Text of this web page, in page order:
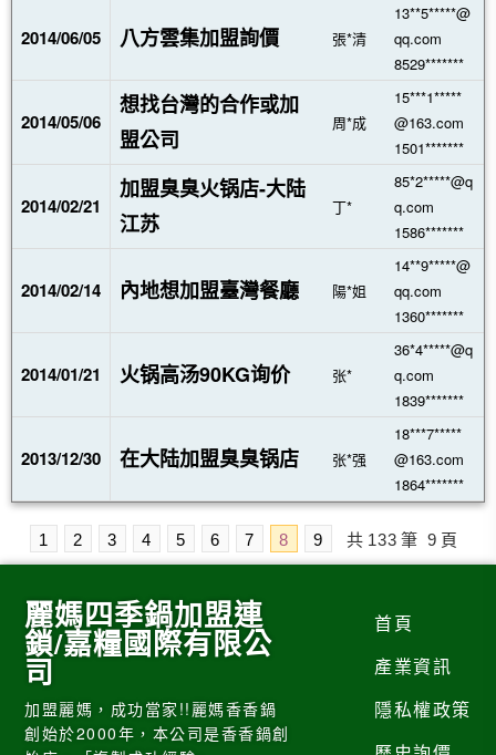
2014/06/05 八方雲集加盟詢價 張*清
13**5*****@
qq.com
8529*******
2014/05/06
想找台灣的合作或加
盟公司
周*成
15***1*****
@163.com
1501*******
2014/02/21
加盟臭臭火锅店-大陆
江苏
丁*
85*2*****@q
q.com
1586*******
2014/02/14 內地想加盟臺灣餐廳 陽*姐
14**9*****@
qq.com
1360*******
2014/01/21 火锅高汤90KG询价 张*
36*4*****@q
q.com
1839*******
2013/12/30 在大陆加盟臭臭锅店 张*强
18***7*****
@163.com
1864*******
1 2 3 4 5 6 7 8 9 共 133 筆 9 頁
麗媽四季鍋加盟連
鎖/嘉糧國際有限公
司
加盟麗媽，成功當家!!麗媽香香鍋
創始於2000年，本公司是香香鍋創
首頁
產業資訊
隱私權政策